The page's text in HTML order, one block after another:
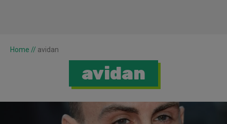
Home // avidan
avidan